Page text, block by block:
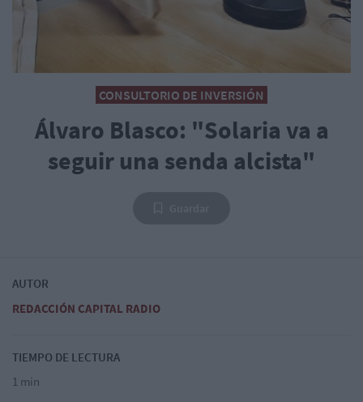
CONSULTORIO DE INVERSIÓN
Álvaro Blasco: "Solaria va a
seguir una senda alcista"
AUTOR
REDACCIÓN CAPITAL RADIO
TIEMPO DE LECTURA
1 min